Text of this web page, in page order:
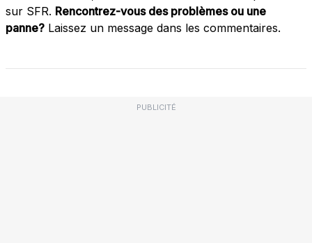
sur SFR. Rencontrez-vous des problèmes ou une
panne? Laissez un message dans les commentaires.
PUBLICITÉ